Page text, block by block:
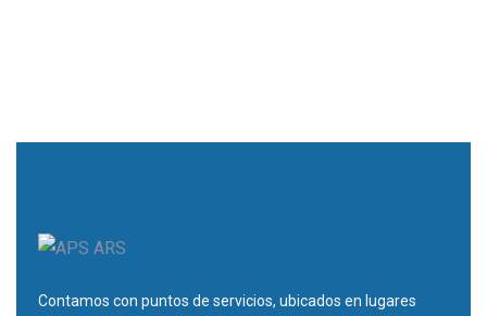
Contamos con puntos de servicios, ubicados en lugares